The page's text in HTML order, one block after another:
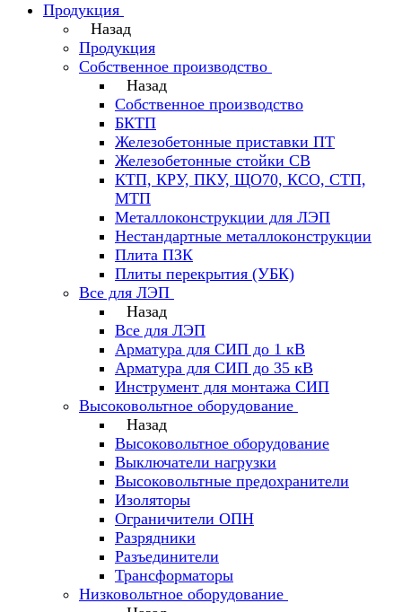
Продукция
Назад
Продукция
Собственное производство
Назад
Собственное производство
БКТП
Железобетонные приставки ПТ
Железобетонные стойки СВ
КТП, КРУ, ПКУ, ЩО70, КСО, СТП,
МТП
Металлоконструкции для ЛЭП
Нестандартные металлоконструкции
Плита ПЗК
Плиты перекрытия (УБК)
Все для ЛЭП
Назад
Все для ЛЭП
Арматура для СИП до 1 кВ
Арматура для СИП до 35 кВ
Инструмент для монтажа СИП
Высоковольтное оборудование
Назад
Высоковольтное оборудование
Выключатели нагрузки
Высоковольтные предохранители
Изоляторы
Ограничители ОПН
Разрядники
Разъединители
Трансформаторы
Низковольтное оборудование